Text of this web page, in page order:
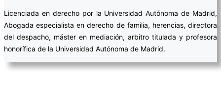
Licenciada en derecho por la Universidad Autónoma de Madrid,
Abogada especialista en derecho de familia, herencias, directora
del despacho, máster en mediación, arbitro titulada y profesora
honorífica de la Universidad Autónoma de Madrid.